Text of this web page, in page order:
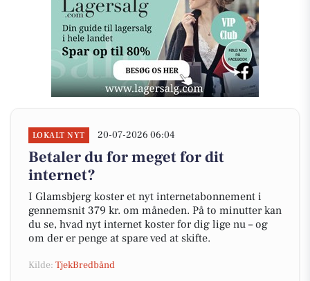
LOKALT NYT 20-07-2026 06:04
Betaler du for meget for dit
internet?
I Glamsbjerg koster et nyt internetabonnement i
gennemsnit 379 kr. om måneden. På to minutter kan
du se, hvad nyt internet koster for dig lige nu – og
om der er penge at spare ved at skifte.
Kilde: TjekBredbånd